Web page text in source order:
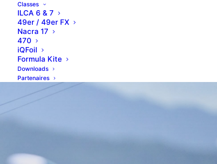
Classes
ILCA 6 & 7
49er / 49er FX
Nacra 17
470
iQFoil
Formula Kite
Downloads
Partenaires